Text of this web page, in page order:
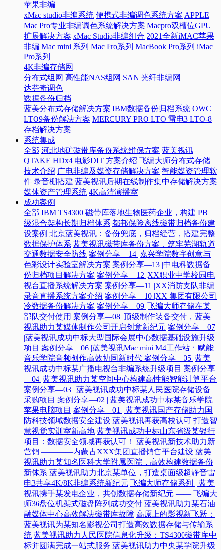
苹果非编
xMac studio非编系统 便携式非编调色系统方案 APPLE
Mac Pro专业非编调色系统解决方案 Macpro双槽位GPU
扩展解决方案 xMac Studio非编组合 2021全新iMAC苹果
非编 Mac mini 系列 Mac Pro系列 MacBook Pro系列 iMac
Pro系列
4K非编存储网
分布式组网 高性能NAS组网 SAN 光纤非编网
达芬奇调色
数据备份归档
蓝美分布式存储解决方案 IBM数据备份归档系统 OWC
LTO9备份解决方案 MERCURY PRO LTO 雷电3 LTO-8
存档解决方案
系统集成
全部 河北地矿磁带库备份系统维保方案 蓝美视讯
QTAKE HDx4 电影DIT 方案介绍 飞编大师分布式存储
技术介绍 广电非编及媒资存储解决方案 智能媒资管理软
件 录音棚搭建 蓝美视讯后期在线制作集中存储解决方案
媒体资产管理系统 4K高清演播室
成功案例
全部 IBM TS4300 磁带库落地生物医药企业，构建 PB
级混合架构长期归档体系 都邦保险离线磁带归档备份建
设案例 北京蓝美视讯：备份兜底，归档经营，搭建完整
数据保护体系 蓝美视讯磁带库备份方案，筑牢芜湖轨道
交通数据安全防线 案例分享—14 |嘉兴学院数字创意与
色彩设计实验室解决方案 案例分享—13 |中电科数据备
份归档项目解决方案 案例分享—12 |XX职业中学校园电
视台直播系统解决方案 案例分享—11 |XX消防支队非编
录音直播系统方案介绍 案例分享—10 |XX 集团有限公司
冷数据备份解决方案 案例分享—09 |飞编大师存储在某
部队交付使用 案例分享—08 |顶级制作装备交付，蓝美
视讯助力某媒体制作公司开启创意新纪元 案例分享—07
|蓝美视讯成功中标大型国际会展中心数据基础设施升级
项目 案例分享—06 |蓝美视讯Mac mini M4工作站：赋能
音乐学院音频创作高效协同新时代​ 案例分享—05 |蓝美
视讯成功中标某广播电视台非编系统升级项目​ 案例分享
—04 |蓝美视讯助力某空间中心构建高性能智能计算平台​
案例分享—03 | 蓝美视讯成功中标某人民医院存储设备
采购项目 案例分享—02 | 蓝美视讯成功中标某音乐学院
苹果电脑项目 案例分享—01 | 蓝美视讯国产存储助力国
防科技领域数据安全建设 蓝美视讯再获高校认可 打造智
慧视觉实训室新高地 蓝美视讯成功中标山东省级某银行
项目：数据安全领域再获认可！
蓝美视讯新技术助力新
营销 ————内蒙古XXX集团直播销售平台建设 蓝美
视讯助力某知名医科大学附属医院，高效构建数据备份
新体系 蓝美视讯助力北京某单位，打造桌面级超静音雷
电3共享4K/8K非编系统新纪元 飞编大师存储系列 | 蓝美
视讯携手某发电企业，共创数据存储新纪元 —— 飞编大
师36盘位机架式磁盘阵列成功交付 蓝美视讯助力某石油
融媒体中心高效解决磁带库故障 高原上的影视新飞跃：
蓝美视讯为某知名影视公司打造高效数据存储与传输系
统 蓝美视讯助力人民医院信息化升级：TS4300磁带库中
标并圆满完成一站式服务 蓝美视讯助力中央某学院升级